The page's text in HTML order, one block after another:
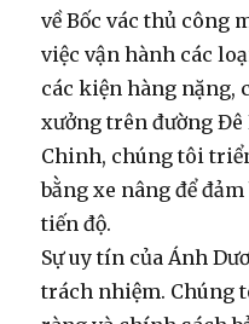
vềBốc vác thủ công
việc vận hành các
các kiện hàng nặng,
xưởng trên đường
Chinh, chúng tôi
bằng xe nâng để
tiến độ.
Sự uy tín của Ánh
trách nhiệm. Chúng